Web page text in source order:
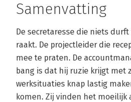
Samenvatting
De secretaresse die niets
raakt. De projectleider die
mee te praten. De
bang is dat hij ruzie krijgt met
werksituaties knap lastig
komen. Zij vinden het moeilijk